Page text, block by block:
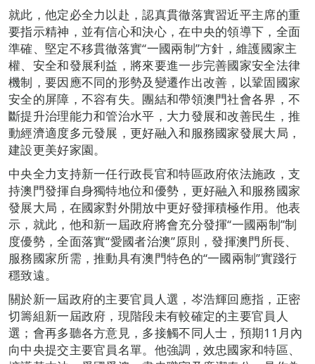
就此，他定必全力以赴，認真貫徹落實習近平主席的重
要指示精神，並有信心和決心，在中央的領導下，全面
準確、堅定不移貫徹落實“一國兩制”方針，維護國家主
權、安全和發展利益，將來要進一步完善國家安全法律
機制，要因應不同的形勢及變遷作出改善，以鞏固國家
安全的屏障，不容有失。團結和帶領澳門社會各界，不
斷提升治理能力和管治水平，大力發展和改善民生，推
動經濟適度多元發展，更好融入和服務國家發展大局，
建設更美好家園。
中央全力支持新一任行政長官和特區政府依法施政，支
持澳門發揮自身獨特地位和優勢，更好融入和服務國家
發展大局，在國家對外開放中更好發揮積極作用。他表
示，就此，他和新一屆政府將會充分發揮“一國兩制”制
度優勢，全面落實“愛國者治澳”原則，發揮澳門所長、
服務國家所需，推動具有澳門特色的“一國兩制”實踐行
穩致遠。
關於新一屆政府的主要官員人選，岑浩輝回應指，正密
切籌組新一屆政府，現階段未有較確定的主要官員人
選；會再多聽各方意見，多接觸不同人士，預期11月內
向中央提交主要官員名單。他強調，效忠國家和特區、